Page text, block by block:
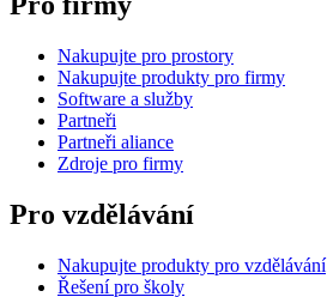
Nakupujte pro prostory
Nakupujte produkty pro firmy
Software a služby
Partneři
Partneři aliance
Zdroje pro firmy
Pro vzdělávání
Nakupujte produkty pro vzdělávání
Řešení pro školy